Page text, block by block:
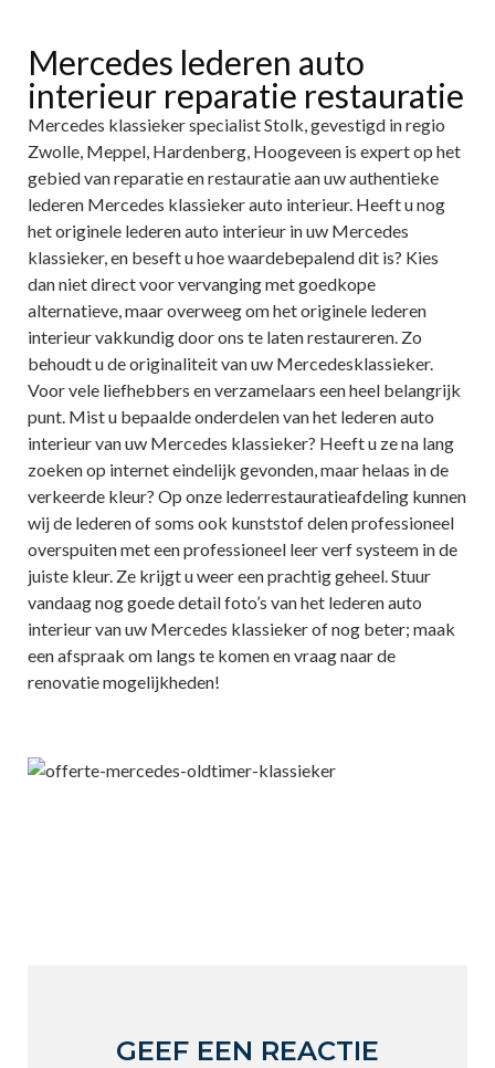
Mercedes lederen auto
interieur reparatie restauratie
Mercedes klassieker specialist Stolk, gevestigd in regio
Zwolle, Meppel, Hardenberg, Hoogeveen is expert op het
gebied van reparatie en restauratie aan uw authentieke
lederen Mercedes klassieker auto interieur. Heeft u nog
het originele lederen auto interieur in uw Mercedes
klassieker, en beseft u hoe waardebepalend dit is? Kies
dan niet direct voor vervanging met goedkope
alternatieve, maar overweeg om het originele lederen
interieur vakkundig door ons te laten restaureren. Zo
behoudt u de originaliteit van uw Mercedesklassieker.
Voor vele liefhebbers en verzamelaars een heel belangrijk
punt. Mist u bepaalde onderdelen van het lederen auto
interieur van uw Mercedes klassieker? Heeft u ze na lang
zoeken op internet eindelijk gevonden, maar helaas in de
verkeerde kleur? Op onze lederrestauratieafdeling kunnen
wij de lederen of soms ook kunststof delen professioneel
overspuiten met een professioneel leer verf systeem in de
juiste kleur. Ze krijgt u weer een prachtig geheel. Stuur
vandaag nog goede detail foto’s van het lederen auto
interieur van uw Mercedes klassieker of nog beter; maak
een afspraak om langs te komen en vraag naar de
renovatie mogelijkheden!
GEEF EEN REACTIE